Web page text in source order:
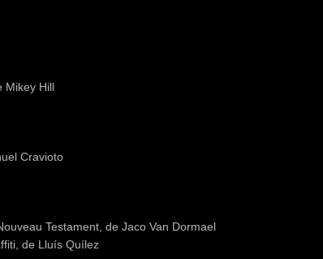
Mikey Hill
Cravioto
Testament, de Jaco Van Dormael
de Lluís Quílez